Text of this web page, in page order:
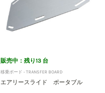
販売中：残り13 台
移乗ボード - TRANSFER BOARD
エアリースライド ポータブル